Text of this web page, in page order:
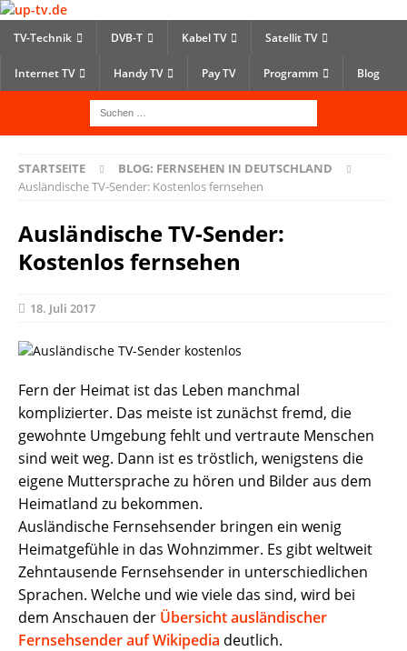
TV-Technik DVB-T Kabel TV Satellit TV
Internet TV Handy TV Pay TV Programm Blog
STARTSEITE
BLOG: FERNSEHEN IN DEUTSCHLAND
Ausländische TV-Sender: Kostenlos fernsehen
Ausländische TV-Sender:
Kostenlos fernsehen
18. Juli 2017
Fern der Heimat ist das Leben manchmal
komplizierter. Das meiste ist zunächst fremd, die
gewohnte Umgebung fehlt und vertraute Menschen
sind weit weg. Dann ist es tröstlich, wenigstens die
eigene Muttersprache zu hören und Bilder aus dem
Heimatland zu bekommen.
Ausländische Fernsehsender bringen ein wenig
Heimatgefühle in das Wohnzimmer. Es gibt weltweit
Zehntausende Fernsehsender in unterschiedlichen
Sprachen. Welche und wie viele das sind, wird bei
dem Anschauen der Übersicht ausländischer
Fernsehsender auf Wikipedia deutlich.